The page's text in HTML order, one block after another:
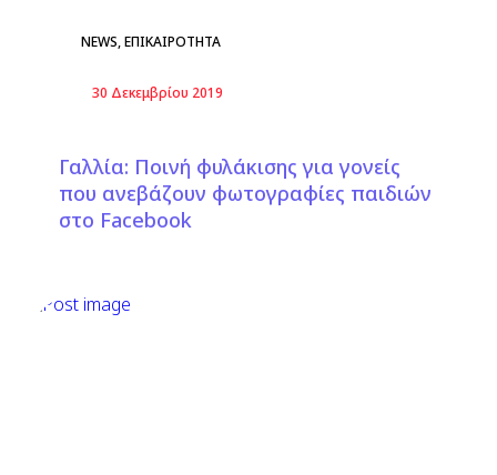
NEWS,ΕΠΙΚΑΙΡΟΤΗΤΑ
30 Δεκεμβρίου 2019
Γαλλία: Ποινή φυλάκισης για γονείς
που ανεβάζουν φωτογραφίες παιδιών
στο Facebook